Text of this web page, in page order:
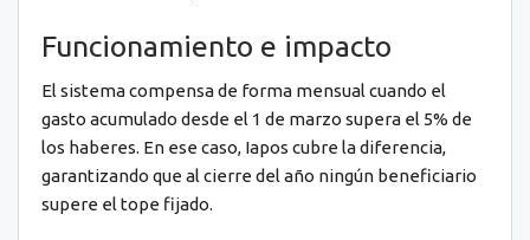
Funcionamiento e impacto
El sistema compensa de forma mensual cuando el
gasto acumulado desde el 1 de marzo supera el 5% de
los haberes. En ese caso, Iapos cubre la diferencia,
garantizando que al cierre del año ningún beneficiario
supere el tope fijado.